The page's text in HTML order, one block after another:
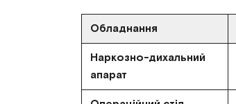
Обладнання
Наркозно-дихальний
апарат